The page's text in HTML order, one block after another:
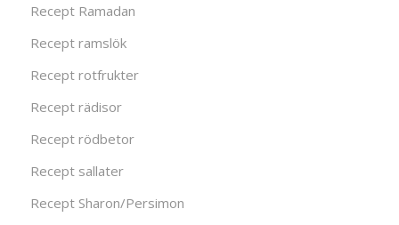
Recept Ramadan
Recept ramslök
Recept rotfrukter
Recept rädisor
Recept rödbetor
Recept sallater
Recept Sharon/Persimon